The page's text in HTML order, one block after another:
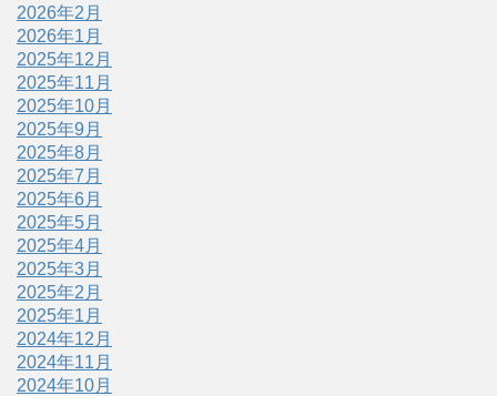
2026年2月
2026年1月
2025年12月
2025年11月
2025年10月
2025年9月
2025年8月
2025年7月
2025年6月
2025年5月
2025年4月
2025年3月
2025年2月
2025年1月
2024年12月
2024年11月
2024年10月